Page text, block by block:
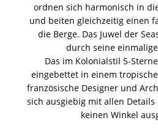
ordnen sich harmonisch in
und beiten gleichzeitig einen
die Berge. Das Juwel der
durch seine
Das im Kolonialstil 5-
eingebettet in einem
französische Designer und
sich ausgiebig mit allen
keinen Winkel